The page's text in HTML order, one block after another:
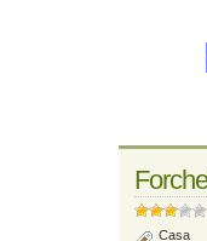
Casa